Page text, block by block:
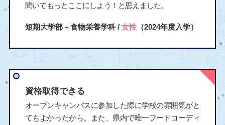
聞いてもっとここにしよう！と思えました。
短期大学部－食物栄養学科 / 女性（2024年度入学）
資格取得できる
オープンキャンパスに参加した際に学校の雰囲気がと
てもよかったから。また、県内で唯一フードコーディ